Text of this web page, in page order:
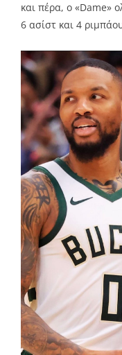
και πέρα, ο «Dame»
6 ασίστ και 4